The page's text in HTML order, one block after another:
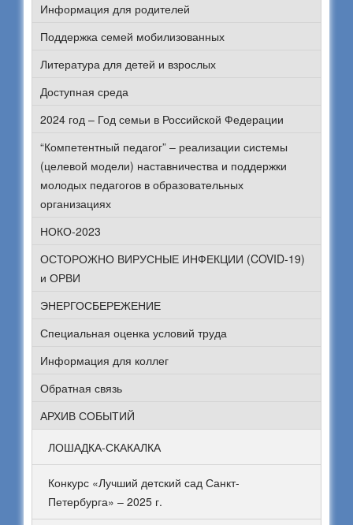
Информация для родителей
Поддержка семей мобилизованных
Литература для детей и взрослых
Доступная среда
2024 год – Год семьи в Российской Федерации
“Компетентный педагог” – реализации системы
(целевой модели) наставничества и поддержки
молодых педагогов в образовательных
организациях
НОКО-2023
ОСТОРОЖНО ВИРУСНЫЕ ИНФЕКЦИИ (COVID-19)
и ОРВИ
ЭНЕРГОСБЕРЕЖЕНИЕ
Специальная оценка условий труда
Информация для коллег
Обратная связь
АРХИВ СОБЫТИЙ
ЛОШАДКА-СКАКАЛКА
Конкурс «Лучший детский сад Санкт-
Петербурга» – 2025 г.